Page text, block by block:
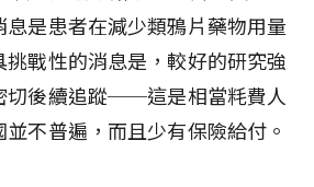
是患者在減少類鴉片藥物用量
戰性的消息是，較好的研究強
切後續追蹤──這是相當粍費人
不普遍，而且少有保險給付。